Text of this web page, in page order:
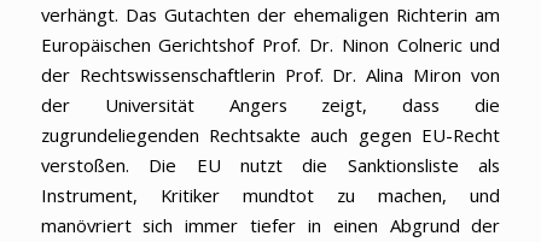
verhängt. Das Gutachten der ehemaligen Richterin am
Europäischen Gerichtshof Prof. Dr. Ninon Colneric und
der Rechtswissenschaftlerin Prof. Dr. Alina Miron von
der Universität Angers zeigt, dass die
zugrundeliegenden Rechtsakte auch gegen EU-Recht
verstoßen. Die EU nutzt die Sanktionsliste als
Instrument, Kritiker mundtot zu machen, und
manövriert sich immer tiefer in einen Abgrund der